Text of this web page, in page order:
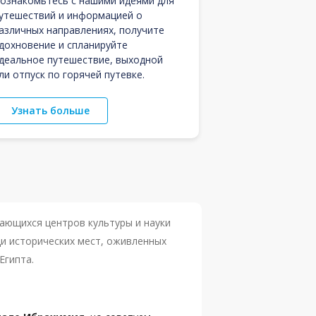
и информацией о
направлениях, получите
и спланируйте
путешествие, выходной
отпуск по горячей путевке.
Узнать больше
центров культуры и науки
исторических мест, оживленных